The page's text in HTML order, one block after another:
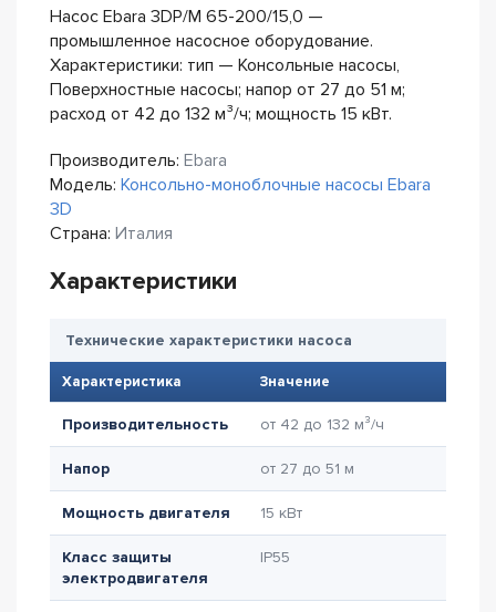
Насос Ebara 3DP/M 65-200/15,0 —
промышленное насосное оборудование.
Характеристики: тип — Консольные насосы,
Поверхностные насосы; напор от 27 до 51 м;
расход от 42 до 132 м³/ч; мощность 15 кВт.
Производитель: Ebara
Модель: Консольно-моноблочные насосы Ebara
3D
Страна: Италия
Характеристики
Технические характеристики насоса
Характеристика Значение
Производительность от 42 до 132 м³/ч
Напор от 27 до 51 м
Мощность двигателя 15 кВт
Класс защиты
электродвигателя
IP55